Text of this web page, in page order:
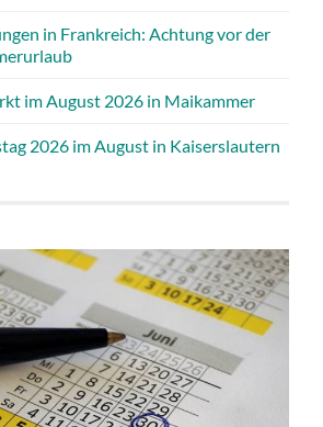
in Frankreich: Achtung vor der
im August 2026 in Maikammer
2026 im August in Kaiserslautern